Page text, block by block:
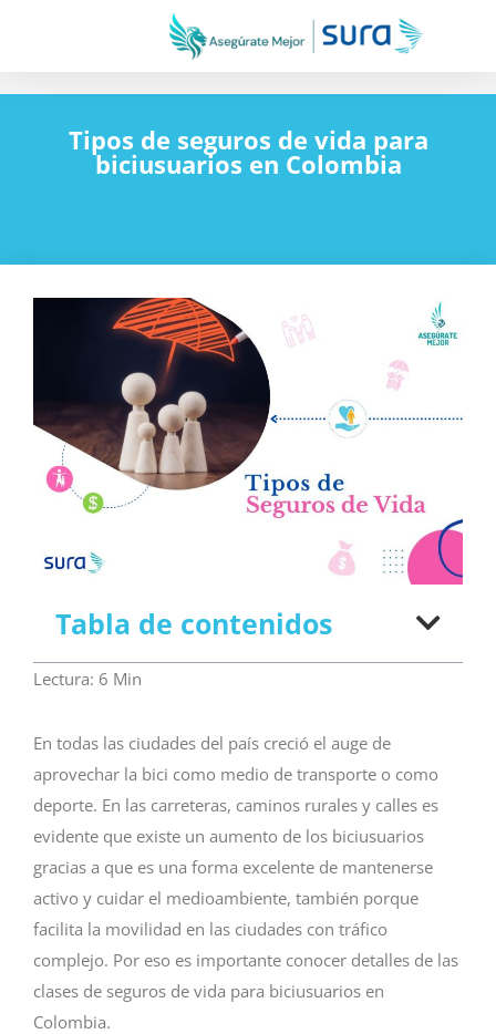
Tipos de seguros de vida para
biciusuarios en Colombia
Tabla de contenidos
Lectura: 6 Min
En todas las ciudades del país creció el auge de
aprovechar la bici como medio de transporte o como
deporte. En las carreteras, caminos rurales y calles es
evidente que existe un aumento de los biciusuarios
gracias a que es una forma excelente de mantenerse
activo y cuidar el medioambiente, también porque
facilita la movilidad en las ciudades con tráfico
complejo. Por eso es importante conocer detalles de las
clases de seguros de vida para biciusuarios en
Colombia.